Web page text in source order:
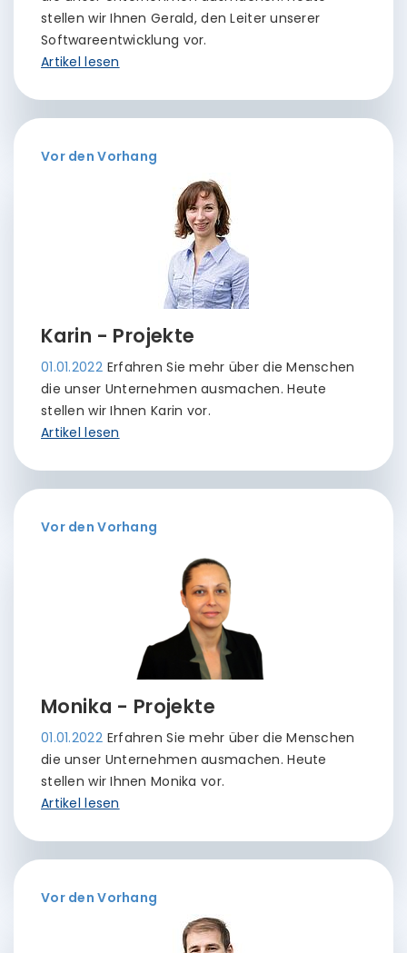
stellen wir Ihnen Gerald, den Leiter unserer
Softwareentwicklung vor.
Artikel lesen
Vor den Vorhang
Karin - Projekte
01.01.2022 Erfahren Sie mehr über die Menschen
die unser Unternehmen ausmachen. Heute
stellen wir Ihnen Karin vor.
Artikel lesen
Vor den Vorhang
Monika - Projekte
01.01.2022 Erfahren Sie mehr über die Menschen
die unser Unternehmen ausmachen. Heute
stellen wir Ihnen Monika vor.
Artikel lesen
Vor den Vorhang